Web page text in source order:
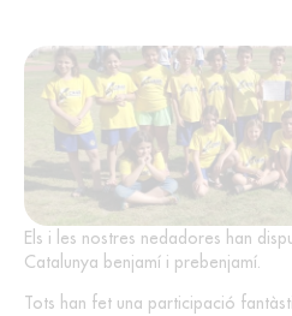
Els i les nostres nedadores han
Catalunya benjamí i prebenjamí.
Tots han fet una participació